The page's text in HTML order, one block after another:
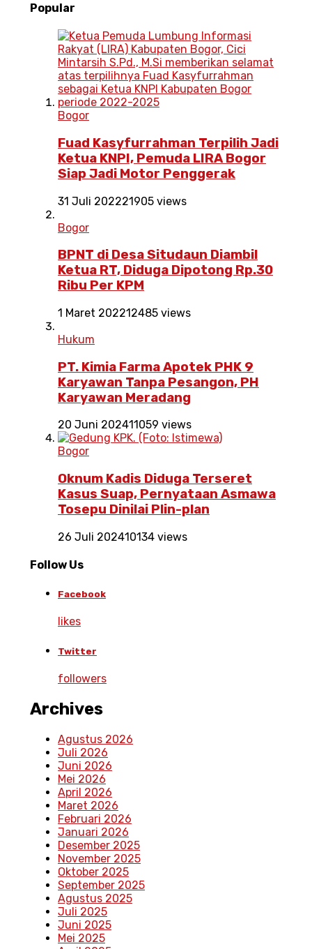
Popular
Bogor
Fuad Kasyfurrahman Terpilih Jadi
Ketua KNPI, Pemuda LIRA Bogor
Siap Jadi Motor Penggerak
31 Juli 202221905 views
Bogor
BPNT di Desa Situdaun Diambil
Ketua RT, Diduga Dipotong Rp.30
Ribu Per KPM
1 Maret 202212485 views
Hukum
PT. Kimia Farma Apotek PHK 9
Karyawan Tanpa Pesangon, PH
Karyawan Meradang
20 Juni 202411059 views
Bogor
Oknum Kadis Diduga Terseret
Kasus Suap, Pernyataan Asmawa
Tosepu Dinilai Plin-plan
26 Juli 202410134 views
Follow Us
Facebook
likes
Twitter
followers
Archives
Agustus 2026
Juli 2026
Juni 2026
Mei 2026
April 2026
Maret 2026
Februari 2026
Januari 2026
Desember 2025
November 2025
Oktober 2025
September 2025
Agustus 2025
Juli 2025
Juni 2025
Mei 2025